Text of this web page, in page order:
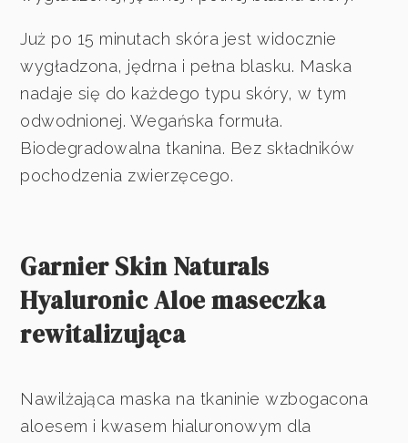
Już po 15 minutach skóra jest widocznie
wygładzona, jędrna i pełna blasku. Maska
nadaje się do każdego typu skóry, w tym
odwodnionej. Wegańska formuła.
Biodegradowalna tkanina. Bez składników
pochodzenia zwierzęcego.
Garnier Skin Naturals
Hyaluronic Aloe maseczka
rewitalizująca
Nawilżająca maska na tkaninie wzbogacona
aloesem i kwasem hialuronowym dla